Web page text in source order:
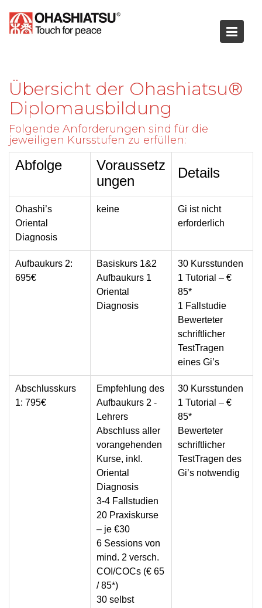
content
Übersicht der Ohashiatsu®
Diplomausbildung
Folgende Anforderungen sind für die
jeweiligen Kursstufen zu erfüllen:
Abfolge
Voraussetz
ungen
Details
Ohashi’s
Oriental
Diagnosis
keine
Gi ist nicht
erforderlich
Aufbaukurs 2:
695€
Basiskurs 1&2
Aufbaukurs 1
Oriental
Diagnosis
30 Kursstunden
1 Tutorial – €
85*
1 Fallstudie
Bewerteter
schriftlicher
TestTragen
eines Gi’s
Abschlusskurs
1: 795€
Empfehlung des
Aufbaukurs 2 -
Lehrers
Abschluss aller
vorangehenden
Kurse, inkl.
Oriental
Diagnosis
3-4 Fallstudien
20 Praxiskurse
– je €30
6 Sessions von
mind. 2 versch.
COI/COCs (€ 65
/ 85*)
30 selbst
30 Kursstunden
1 Tutorial – €
85*
Bewerteter
schriftlicher
TestTragen des
Gi’s notwendig